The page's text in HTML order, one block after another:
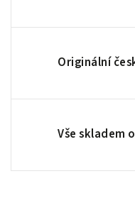
Originální
Vše skladem